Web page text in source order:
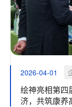
2026-04-01
绘神亮相第四
济，共筑康养